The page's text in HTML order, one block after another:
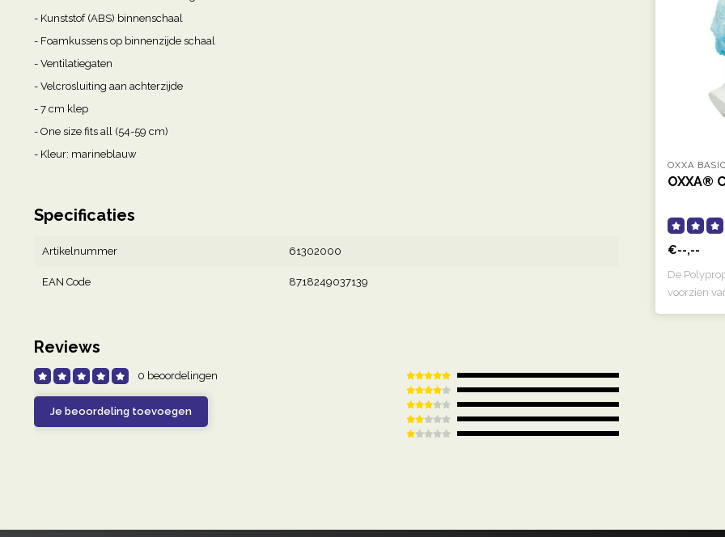
- Kunststof (ABS) binnenschaal
- Foamkussens op binnenzijde schaal
- Ventilatiegaten
- Velcrosluiting aan achterzijde
- 7 cm klep
- One size fits all (54-59 cm)
- Kleur: marineblauw
Specificaties
Artikelnummer 61302000
EAN Code 8718249037139
Reviews
0 beoordelingen
Je beoordeling toevoegen
OXXA BASIC
OXXA®
€--,--
De
voorzien